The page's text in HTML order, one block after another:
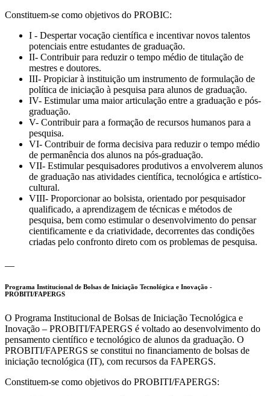
Constituem-se como objetivos do PROBIC:
I - Despertar vocação científica e incentivar novos talentos
potenciais entre estudantes de graduação.
II- Contribuir para reduzir o tempo médio de titulação de
mestres e doutores.
III- Propiciar à instituição um instrumento de formulação de
política de iniciação à pesquisa para alunos de graduação.
IV- Estimular uma maior articulação entre a graduação e pós-
graduação.
V- Contribuir para a formação de recursos humanos para a
pesquisa.
VI- Contribuir de forma decisiva para reduzir o tempo médio
de permanência dos alunos na pós-graduação.
VII- Estimular pesquisadores produtivos a envolverem alunos
de graduação nas atividades científica, tecnológica e artístico-
cultural.
VIII- Proporcionar ao bolsista, orientado por pesquisador
qualificado, a aprendizagem de técnicas e métodos de
pesquisa, bem como estimular o desenvolvimento do pensar
cientificamente e da criatividade, decorrentes das condições
criadas pelo confronto direto com os problemas de pesquisa.
Programa Institucional de Bolsas de Iniciação Tecnológica e Inovação -
PROBITI/FAPERGS
O Programa Institucional de Bolsas de Iniciação Tecnológica e
Inovação – PROBITI/FAPERGS é voltado ao desenvolvimento do
pensamento científico e tecnológico de alunos da graduação. O
PROBITI/FAPERGS se constitui no financiamento de bolsas de
iniciação tecnológica (IT), com recursos da FAPERGS.
Constituem-se como objetivos do PROBITI/FAPERGS: